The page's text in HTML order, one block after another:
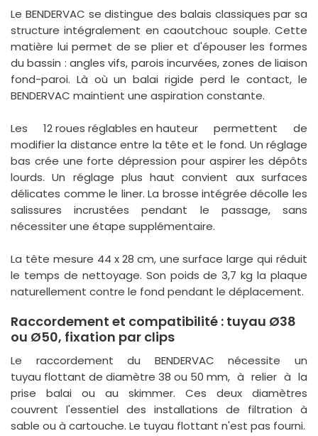
Le BENDERVAC se distingue des balais classiques par sa
structure intégralement en caoutchouc souple. Cette
matière lui permet de se plier et d'épouser les formes
du bassin : angles vifs, parois incurvées, zones de liaison
fond-paroi. Là où un balai rigide perd le contact, le
BENDERVAC maintient une aspiration constante.
Les 12 roues réglables en hauteur permettent de
modifier la distance entre la tête et le fond. Un réglage
bas crée une forte dépression pour aspirer les dépôts
lourds. Un réglage plus haut convient aux surfaces
délicates comme le liner. La brosse intégrée décolle les
salissures incrustées pendant le passage, sans
nécessiter une étape supplémentaire.
La tête mesure 44 x 28 cm, une surface large qui réduit
le temps de nettoyage. Son poids de 3,7 kg la plaque
naturellement contre le fond pendant le déplacement.
Raccordement et compatibilité : tuyau Ø38
ou Ø50, fixation par clips
Le raccordement du BENDERVAC nécessite un
tuyau flottant de diamètre 38 ou 50 mm, à relier à la
prise balai ou au skimmer. Ces deux diamètres
couvrent l'essentiel des installations de filtration à
sable ou à cartouche. Le tuyau flottant n'est pas fourni.